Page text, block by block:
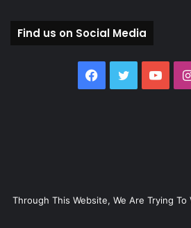
Find us on Social Media
Facebook
Twitter
Through This Website, We Are Trying To